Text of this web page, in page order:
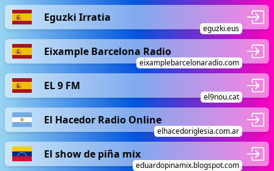
Eguzki Irratia
eguzki.eus
Eixample Barcelona Radio
eixamplebarcelonaradio.com
EL 9 FM
el9nou.cat
El Hacedor Radio Online
elhacedoriglesia.com.ar
El show de piña mix
eduardopinamix.blogspot.com